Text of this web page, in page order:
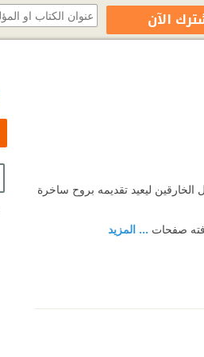
الخارقين ليعيد تقديمه بروح ساخرة
صفحات ... المزيد
الآن